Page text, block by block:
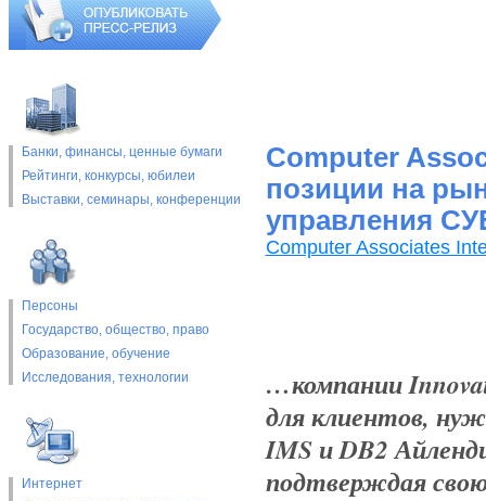
Банки, финансы, ценные бумаги
Рейтинги, конкурсы, юбилеи
Выставки, cеминары, конференции
Персоны
Государство, общество, право
Образование, обучение
Исследования, технологии
Интернет
Computer
позиции на
управления
Computer Associates
…компании
для клиентов,
IMS и DB2
подтверждая